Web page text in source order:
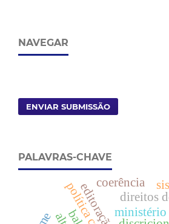
NAVEGAR
ENVIAR SUBMISSÃO
PALAVRAS-CHAVE
direitos
coerência